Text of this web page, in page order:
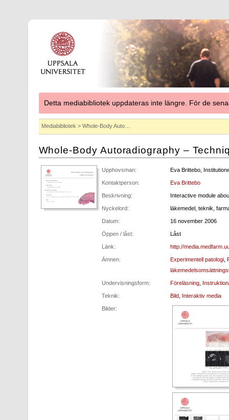
Detta mediabibliotek uppdateras inte längre. För de
Mediabibliotek > Whole-Body Auto…
Whole-Body Autoradiography –
Upphovsman: Eva Brittebo,
Kontaktperson: Eva Brittebo
Beskrivning: Interactive module
Nyckelord: läkemedel, teknik,
Datum: 16 november 2006
Öppen / låst: Låst
Länk: http://
Ämnen: Experimentell patologi,
Undervisningsform: Föreläsning,
Teknik: Bild, Interaktiv media
Bilder: